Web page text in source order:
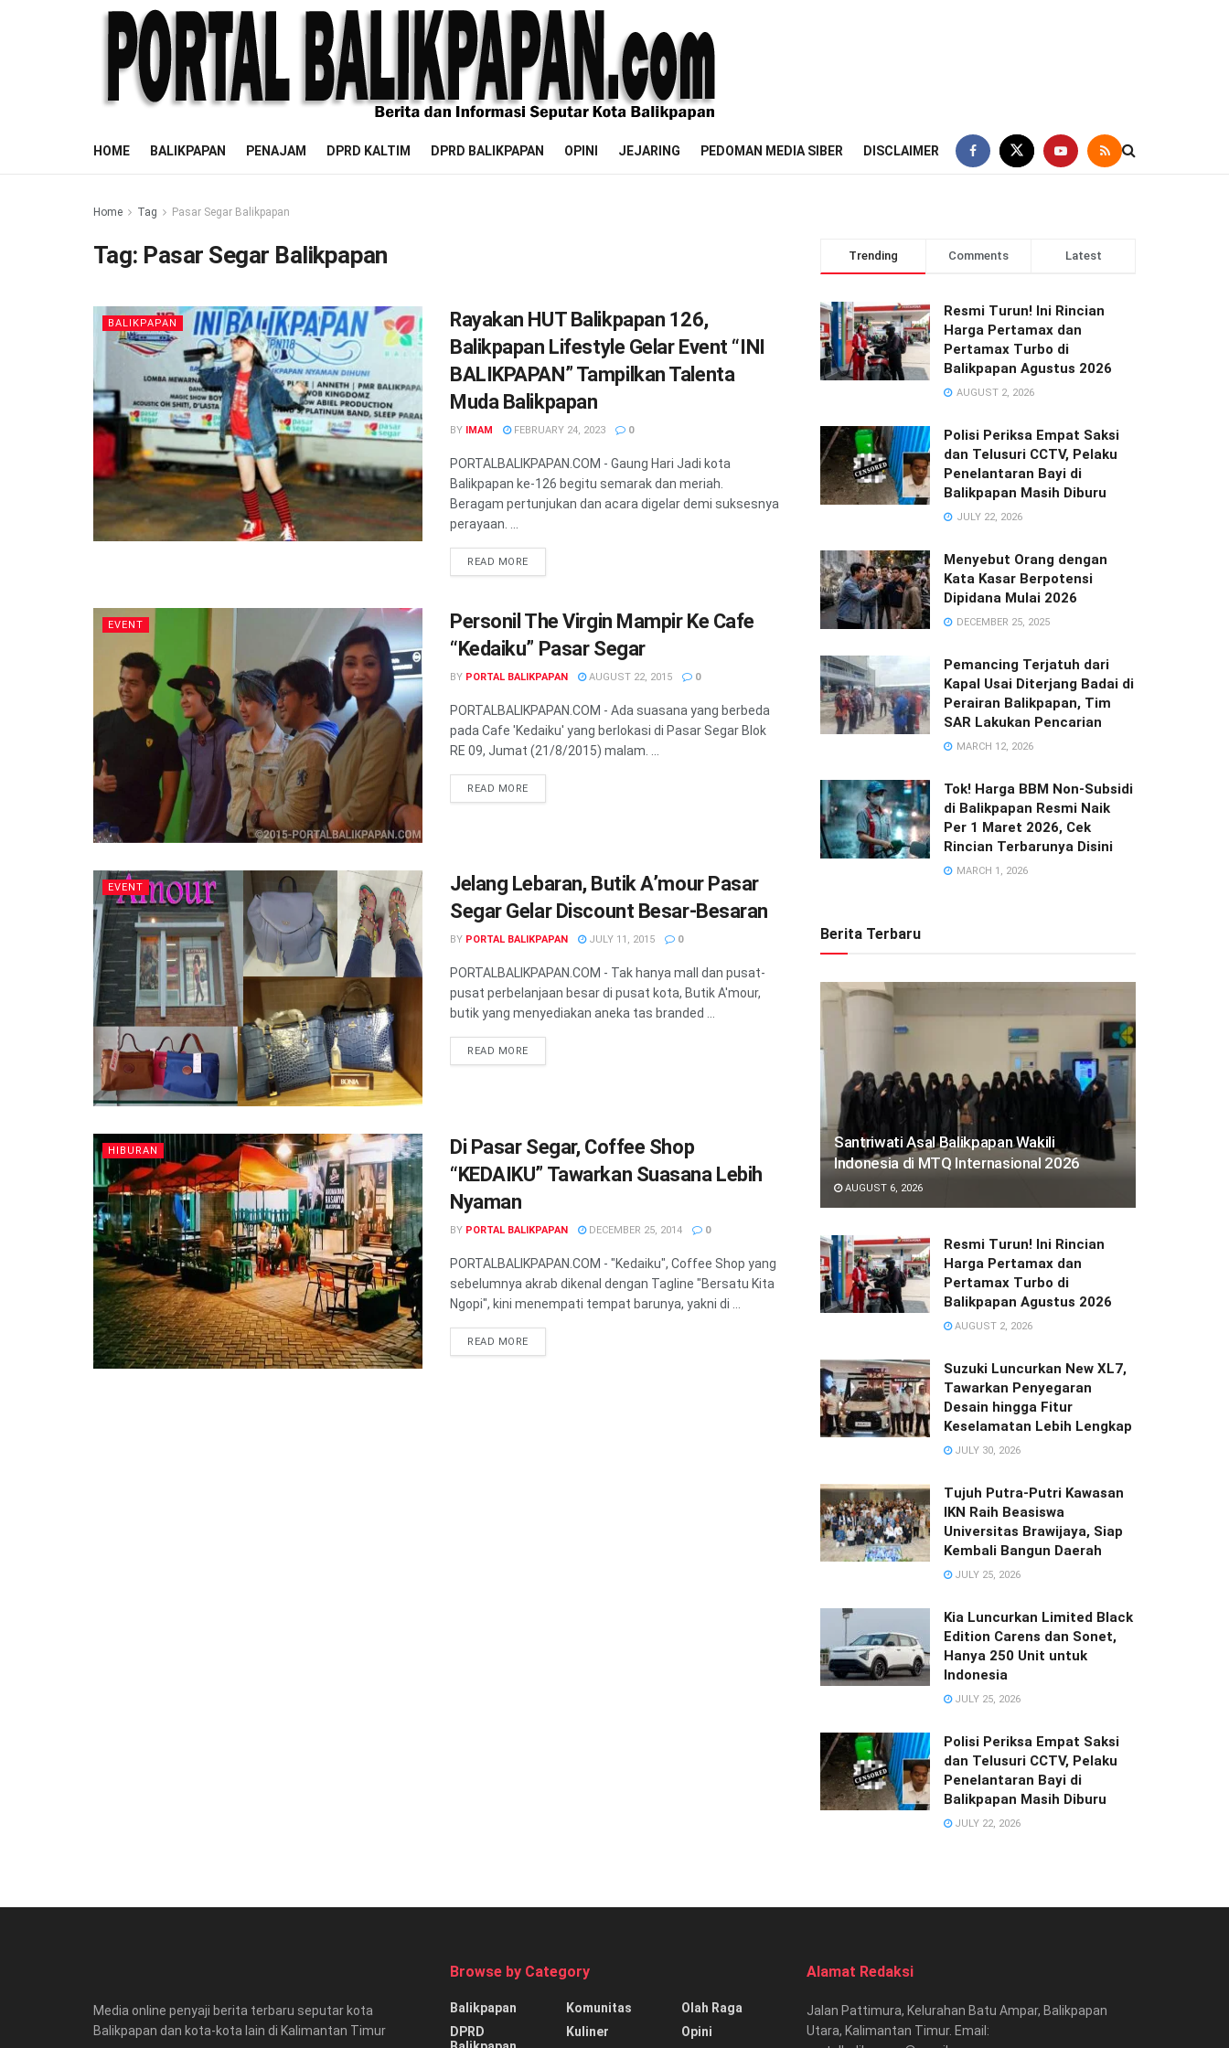
HOME BALIKPAPAN PENAJAM DPRD KALTIM DPRD BALIKPAPAN OPINI JEJARING PEDOMAN MEDIA SIBER DISCLAIMER
Home Tag Pasar Segar Balikpapan
Tag: Pasar Segar Balikpapan
BALIKPAPAN
Rayakan HUT Balikpapan 126,
Balikpapan Lifestyle Gelar Event “INI
BALIKPAPAN” Tampilkan Talenta
Muda Balikpapan
BY IMAM FEBRUARY 24, 2023 0
PORTALBALIKPAPAN.COM - Gaung Hari Jadi kota
Balikpapan ke-126 begitu semarak dan meriah.
Beragam pertunjukan dan acara digelar demi suksesnya
perayaan. ...
READ MORE
EVENT
Personil The Virgin Mampir Ke Cafe
“Kedaiku” Pasar Segar
BY PORTAL BALIKPAPAN AUGUST 22, 2015 0
PORTALBALIKPAPAN.COM - Ada suasana yang berbeda
pada Cafe 'Kedaiku' yang berlokasi di Pasar Segar Blok
RE 09, Jumat (21/8/2015) malam. ...
READ MORE
EVENT
Jelang Lebaran, Butik A’mour Pasar
Segar Gelar Discount Besar-Besaran
BY PORTAL BALIKPAPAN JULY 11, 2015 0
PORTALBALIKPAPAN.COM - Tak hanya mall dan pusat-
pusat perbelanjaan besar di pusat kota, Butik A'mour,
butik yang menyediakan aneka tas branded ...
READ MORE
HIBURAN
Di Pasar Segar, Coffee Shop
“KEDAIKU” Tawarkan Suasana Lebih
Nyaman
BY PORTAL BALIKPAPAN DECEMBER 25, 2014 0
PORTALBALIKPAPAN.COM - "Kedaiku", Coffee Shop yang
sebelumnya akrab dikenal dengan Tagline "Bersatu Kita
Ngopi", kini menempati tempat barunya, yakni di ...
READ MORE
Trending Comments Latest
Resmi Turun! Ini Rincian
Harga Pertamax dan
Pertamax Turbo di
Balikpapan Agustus 2026
AUGUST 2, 2026
Polisi Periksa Empat Saksi
dan Telusuri CCTV, Pelaku
Penelantaran Bayi di
Balikpapan Masih Diburu
JULY 22, 2026
Menyebut Orang dengan
Kata Kasar Berpotensi
Dipidana Mulai 2026
DECEMBER 25, 2025
Pemancing Terjatuh dari
Kapal Usai Diterjang Badai di
Perairan Balikpapan, Tim
SAR Lakukan Pencarian
MARCH 12, 2026
Tok! Harga BBM Non-Subsidi
di Balikpapan Resmi Naik
Per 1 Maret 2026, Cek
Rincian Terbarunya Disini
MARCH 1, 2026
Berita Terbaru
Santriwati Asal Balikpapan Wakili
Indonesia di MTQ Internasional 2026
AUGUST 6, 2026
Resmi Turun! Ini Rincian
Harga Pertamax dan
Pertamax Turbo di
Balikpapan Agustus 2026
AUGUST 2, 2026
Suzuki Luncurkan New XL7,
Tawarkan Penyegaran
Desain hingga Fitur
Keselamatan Lebih Lengkap
JULY 30, 2026
Tujuh Putra-Putri Kawasan
IKN Raih Beasiswa
Universitas Brawijaya, Siap
Kembali Bangun Daerah
JULY 25, 2026
Kia Luncurkan Limited Black
Edition Carens dan Sonet,
Hanya 250 Unit untuk
Indonesia
JULY 25, 2026
Polisi Periksa Empat Saksi
dan Telusuri CCTV, Pelaku
Penelantaran Bayi di
Balikpapan Masih Diburu
JULY 22, 2026
Media online penyaji berita terbaru seputar kota
Balikpapan dan kota-kota lain di Kalimantan Timur
Browse by Category
Balikpapan
DPRD
Komunitas
Kuliner
Olah Raga
Opini
Alamat Redaksi
Jalan Pattimura, Kelurahan Batu Ampar, Balikpapan
Utara, Kalimantan Timur. Email: